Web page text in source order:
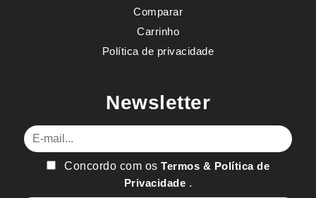
Comparar
Carrinho
Política de privacidade
Newsletter
E-mail
Concordo com osTermos & Política de
Privacidade .